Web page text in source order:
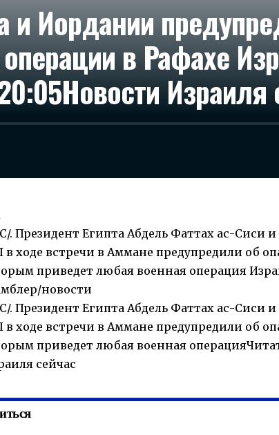
и Иордании
в Рафахе
Израиля
. Президент Египта Абдель Фаттах ас-Сиси и
ходе встречи в Аммане предупредили об
приведет любая военная операция
новости
. Президент Египта Абдель Фаттах ас-Сиси и
ходе встречи в Аммане предупредили об
приведет любая военная
сейчас